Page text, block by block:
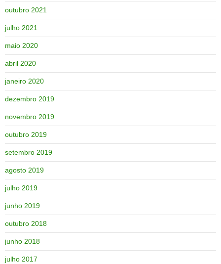
outubro 2021
julho 2021
maio 2020
abril 2020
janeiro 2020
dezembro 2019
novembro 2019
outubro 2019
setembro 2019
agosto 2019
julho 2019
junho 2019
outubro 2018
junho 2018
julho 2017